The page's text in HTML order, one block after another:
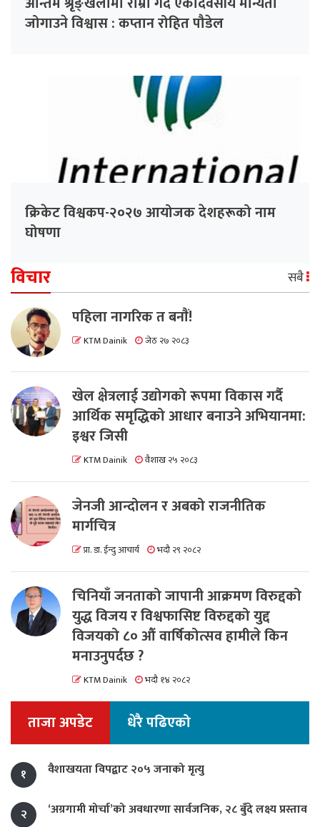
जोगाउने विश्वास : कप्तान रोहित पौडेल
क्रिकेट विश्वकप-२०२७ आयोजक देशहरूको नाम
घोषणा
विचार सबै
पहिला नागरिक त बनाैं!
KTM Dainik जेठ २७ २०८३
खेल क्षेत्रलाई उद्योगको रूपमा विकास गर्दै
आर्थिक समृद्धिको आधार बनाउने अभियानमा:
इश्वर जिसी
KTM Dainik वैशाख २५ २०८३
जेनजी आन्दोलन र अबको राजनीतिक
मार्गचित्र
प्रा. डा. ईन्दु आचार्य भदौ २९ २०८२
चिनियाँ जनताको जापानी आक्रमण विरुद्दको
युद्ध विजय र विश्वफासिष्ट विरुद्दको युद्द
विजयको ८० औं वार्षिकोत्सव हामीले किन
मनाउनुपर्दछ ?
KTM Dainik भदौ १४ २०८२
ताजा अपडेट धेरै पढिएको
१ वैशाखयता विपद्बाट २०५ जनाको मृत्यु
२ ‘अग्रगामी मोर्चा’को अवधारणा सार्वजनिक, २८ बुँदे लक्ष्य प्रस्ताव